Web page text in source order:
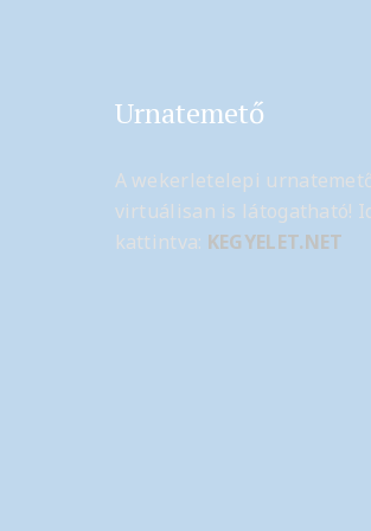
Urnatemető
A wekerletelepi
virtuálisan is látogatható!
kattintva: KEGYELET.NET